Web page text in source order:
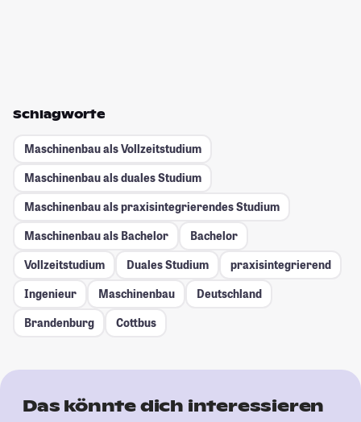
Schlagworte
Maschinenbau als Vollzeitstudium
Maschinenbau als duales Studium
Maschinenbau als praxisintegrierendes Studium
Maschinenbau als Bachelor
Bachelor
Vollzeitstudium
Duales Studium
praxisintegrierend
Ingenieur
Maschinenbau
Deutschland
Brandenburg
Cottbus
Das könnte dich interessieren